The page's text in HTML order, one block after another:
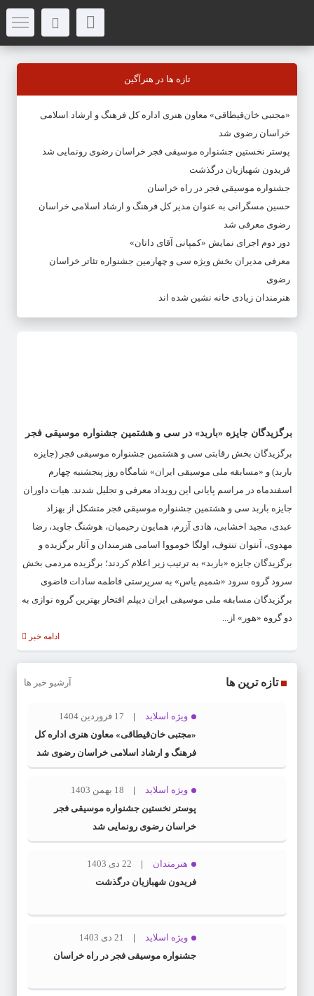
تازه ها در هنرآگین
«مجتبی خان‌قیطاقی» معاون هنری اداره کل فرهنگ و ارشاد اسلامی
خراسان رضوی شد
پوستر نخستین جشنواره موسیقی فجر خراسان رضوی رونمایی شد
فریدون شهبازیان درگذشت
جشنواره موسیقی فجر در راه خراسان
حسین مسگرانی به عنوان مدیر کل فرهنگ و ارشاد اسلامی خراسان
رضوی معرفی شد
دور دوم اجرای نمایش «کمپانی آقای داتان»
معرفی مدیران بخش ویژه سی و چهارمین جشنواره تئاتر خراسان
رضوی
هنرمندان زیادی خانه نشین شده اند
برگزیدگان جایزه «باربد» در سی و هشتمین جشنواره موسیقی فجر
برگزیدگان بخش رقابتی سی و هشتمین جشنواره موسیقی فجر (جایزه
باربد) و «مسابقه ملی موسیقی ایران» شامگاه روز پنجشنبه چهارم
اسفندماه در مراسم پایانی این رویداد معرفی و تجلیل شدند. هیات داوران
جایزه باربد سی و هشتمین جشنواره موسیقی فجر متشکل از بهزاد
عبدی، مجید اخشابی، هادی آزرم، همایون رحیمیان، هوشنگ جاوید، رضا
مهدوی، آنتوان تنتوف، اولگا خومووا اسامی هنرمندان و آثار برگزیده و
برگزیدگان جایزه «باربد» به ترتیب زیر اعلام کردند؛ برگزیده مردمی بخش
سرود گروه سرود «شمیم یاس» به سرپرستی فاطمه سادات قاضوی
برگزیدگان مسابقه ملی موسیقی ایران دیپلم افتخار بهترین گروه نوازی به
دو گروه «هور» از...
ادامه خبر
تازه ترین ها آرشیو خبر ها
ویژه اسلاید
17 فروردین 1404
«مجتبی خان‌قیطاقی» معاون هنری اداره کل
فرهنگ و ارشاد اسلامی خراسان رضوی شد
ویژه اسلاید
18 بهمن 1403
پوستر نخستین جشنواره موسیقی فجر
خراسان رضوی رونمایی شد
هنرمندان
22 دی 1403
فریدون شهبازیان درگذشت
ویژه اسلاید
21 دی 1403
جشنواره موسیقی فجر در راه خراسان